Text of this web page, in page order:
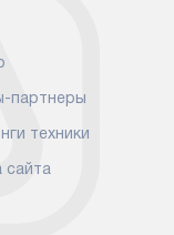
партнеры
техники
сайта